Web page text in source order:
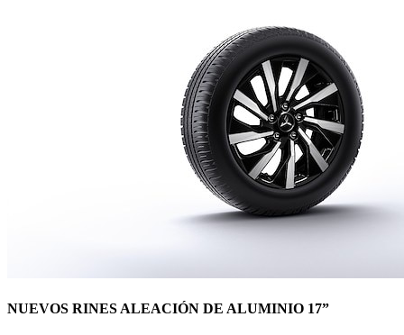
NUEVOS RINES ALEACIÓN DE ALUMINIO 17”